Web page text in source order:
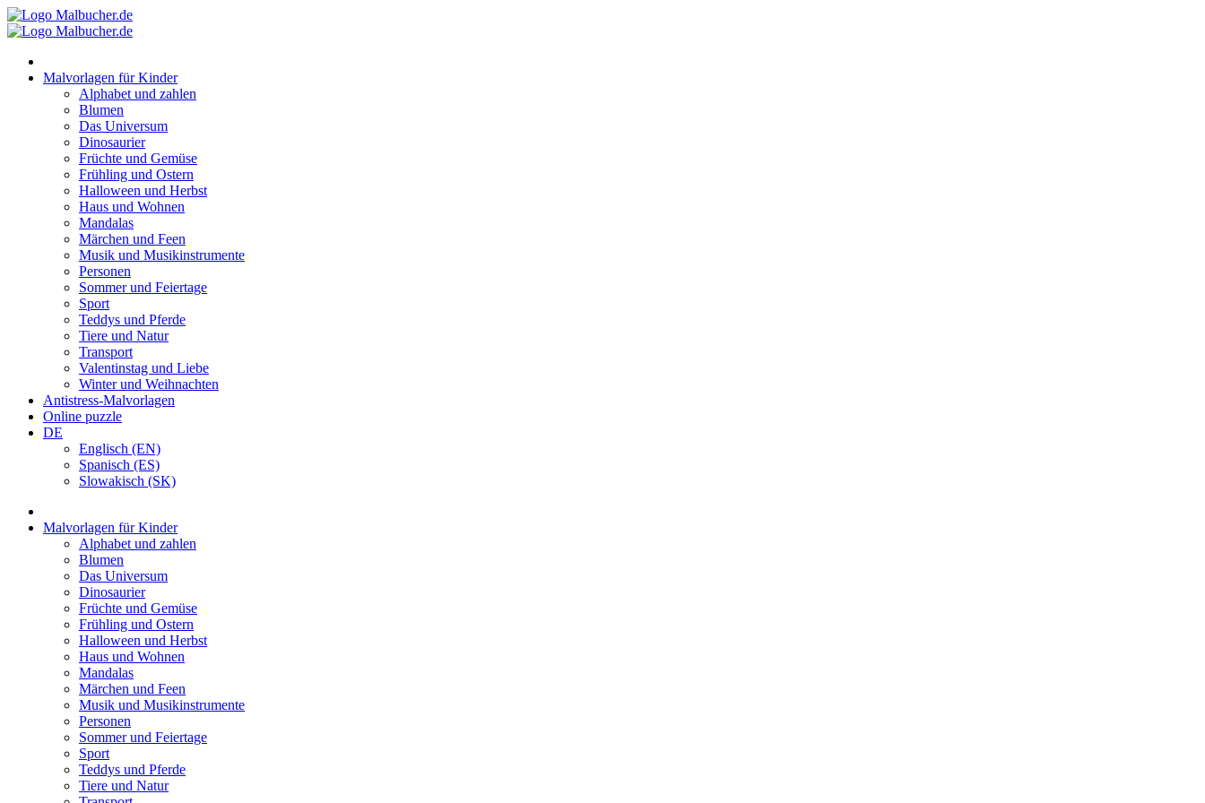
Zum
Inhalt
Malvorlagen für Kinder
Alphabet und zahlen
Blumen
Das Universum
Dinosaurier
Früchte und Gemüse
Frühling und Ostern
Halloween und Herbst
Haus und Wohnen
Mandalas
Märchen und Feen
Musik und Musikinstrumente
Personen
Sommer und Feiertage
Sport
Teddys und Pferde
Tiere und Natur
Transport
Valentinstag und Liebe
Winter und Weihnachten
Antistress-Malvorlagen
Online puzzle
DE
Englisch (EN)
Spanisch (ES)
Slowakisch (SK)
Malvorlagen für Kinder
Alphabet und zahlen
Blumen
Das Universum
Dinosaurier
Früchte und Gemüse
Frühling und Ostern
Halloween und Herbst
Haus und Wohnen
Mandalas
Märchen und Feen
Musik und Musikinstrumente
Personen
Sommer und Feiertage
Sport
Teddys und Pferde
Tiere und Natur